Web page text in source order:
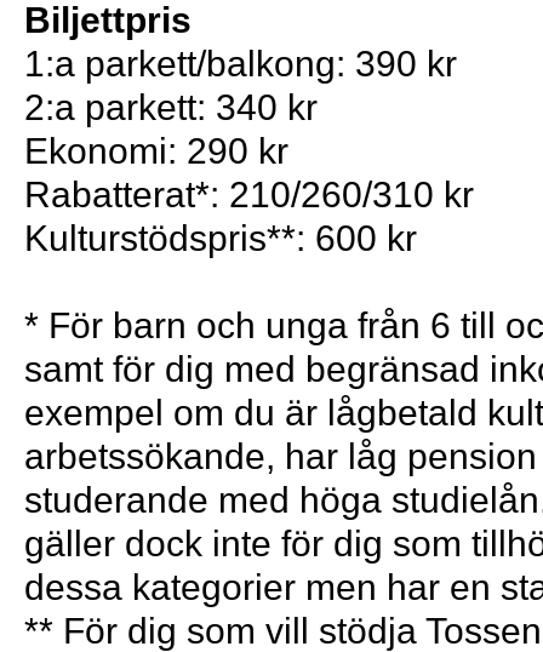
Biljettpris
1:a parkett/balkong: 390 kr
2:a parkett: 340 kr
Ekonomi: 290 kr
Rabatterat*: 210/260/310 kr
Kulturstödspris**: 600 kr
* För barn och unga från 6 till
samt för dig med begränsad
exempel om du är lågbetald
arbetssökande, har låg
studerande med höga
gäller dock inte för dig som
dessa kategorier men har en
** För dig som vill stödja